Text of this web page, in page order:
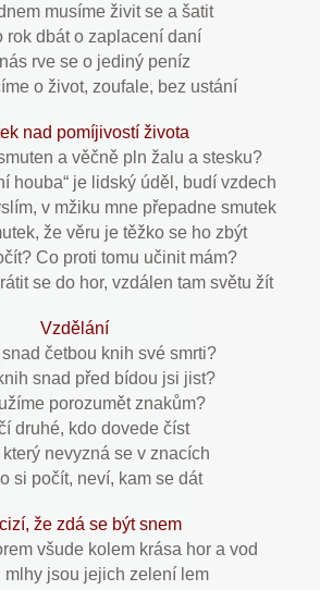
musíme živit se a šatit
rok dbát o zaplacení daní
rve se o jediný peníz
o život, zoufale, bez ustání
nad pomíjivostí života
a věčně pln žalu a stesku?
houba“ je lidský úděl, budí vzdech
v mžiku mne přepadne smutek
že věru je těžko se ho zbýt
Co proti tomu učinit mám?
se do hor, vzdálen tam světu žít
Vzdělání
četbou knih své smrti?
snad před bídou jsi jist?
porozumět znakům?
druhé, kdo dovede číst
nevyzná se v znacích
si počít, neví, kam se dát
že zdá se být snem
všude kolem krása hor a vod
mlhy jsou jejich zelení lem